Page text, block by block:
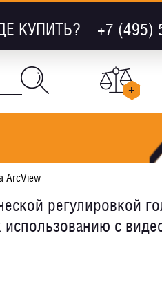
КУПИТЬ? +7 (495)
+
ArcView
регулировкой
с